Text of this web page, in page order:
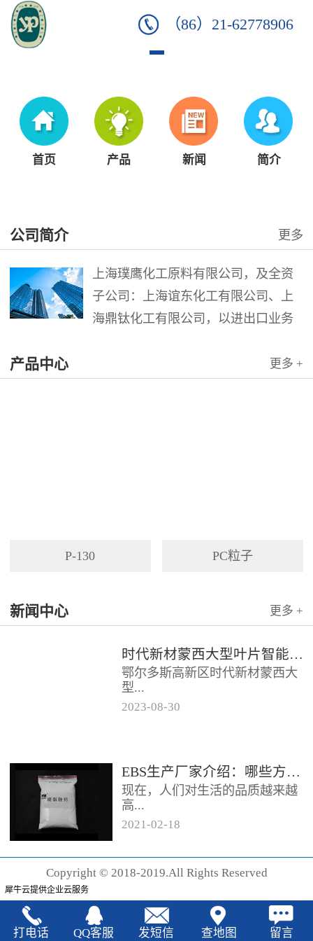
（86）21-62778906
首页 产品 新闻 简介
公司简介 更多
上海璞鹰化工原料有限公司，及全资
子公司：上海谊东化工有限公司、上
海鼎钛化工有限公司，以进出口业务
品。公司以其灵活的市场对策和创造
产品中心 更多 +
P-130 PC粒子
新闻中心 更多 +
时代新材蒙西大型叶片智能制造基地项目开工
鄂尔多斯高新区时代新材蒙西大
型...
分为...
2023-08-30
EBS生产厂家‍介绍：哪些方法可以验证EBS的润滑效果
现在，人们对生活的品质越来越
高...
声也越来越强烈，很多厂家在利
2021-02-18
Copyright © 2018-2019.All Rights Reserved
犀牛云提供企业云服务
打电话 QQ客服 发短信 查地图 留言